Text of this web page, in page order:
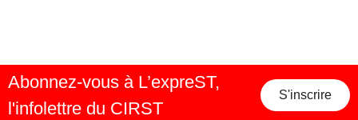
Abonnez-vous à L’expreST,
l'infolettre du CIRST
S'inscrire